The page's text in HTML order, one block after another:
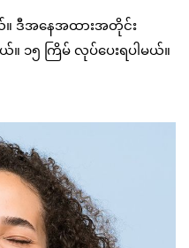
။ ဒီအနေအထားအတိုင်း
၁၅ ကြိမ် လုပ်ပေးရပါမယ်။